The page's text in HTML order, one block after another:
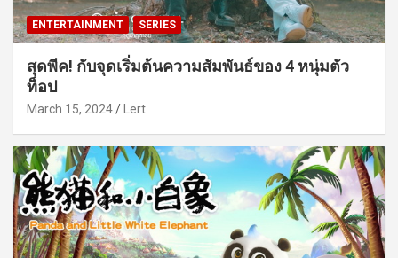
ENTERTAINMENT SERIES
สุดพีค! กับจุดเริ่มต้นความสัมพันธ์ของ 4 หนุ่มตัว
ท็อป
March 15, 2024 Lert